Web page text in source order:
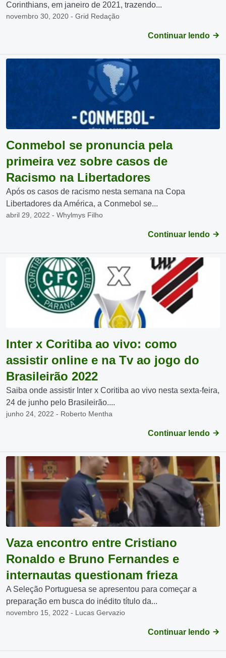
Corinthians, em janeiro de 2021, trazendo...
novembro 30, 2020 - Grid Redação
Continuar lendo
Conmebol se pronuncia pela
primeira vez sobre casos de
Racismo na Libertadores
Após os casos de racismo nesta semana na Copa
Libertadores da América, a Conmebol se...
abril 29, 2022 - Whylmys Filho
Continuar lendo
Inter x Coritiba ao vivo: como
assistir online e na Tv ao jogo do
Brasileirão 2022
Saiba onde assistir Inter x Coritiba ao vivo nesta sexta-feira,
24 de junho pelo Brasileirão....
junho 24, 2022 - Roberto Mentha
Continuar lendo
Vaza encontro entre Cristiano
Ronaldo e Bruno Fernandes e
internautas questionam frieza
A Seleção Portuguesa se apresentou para começar a
preparação em busca do inédito título da...
novembro 15, 2022 - Lucas Gervazio
Continuar lendo